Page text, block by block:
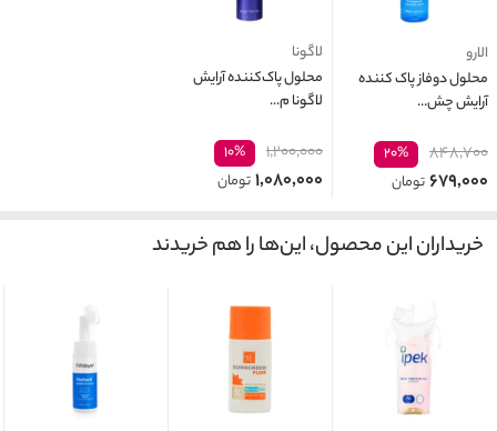
الارو
محلول دوفاز پاک کننده
آرایش چش...
۸۴۸,۷۰۰ ۲۰%
۶۷۹,۰۰۰تومان
لاگونا
محلول پاک‌کننده آرایش
لاگونا م...
۱,۲۰۰,۰۰۰ ۱۰%
۱,۰۸۰,۰۰۰تومان
خریداران این محصول، این‌ها را هم خریدند